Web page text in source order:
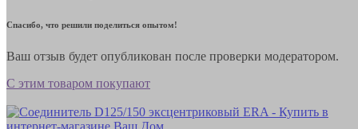
Спасибо, что решили поделиться опытом!
Ваш отзыв будет опубликован после проверки модератором.
С этим товаром покупают